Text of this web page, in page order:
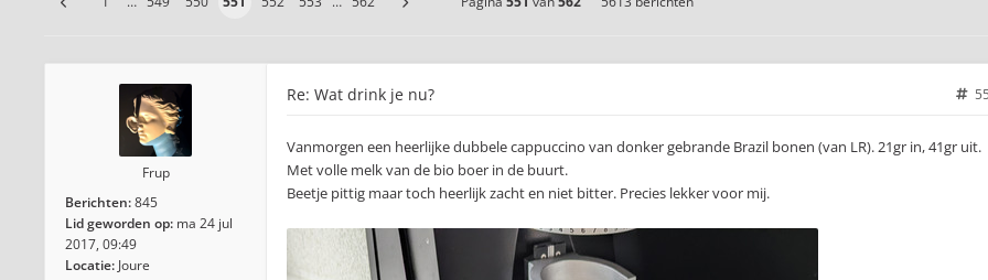
Frup
Berichten:845
Lid geworden op: ma 24 jul
2017, 09:49
Locatie: Joure
Re: Wat drink je nu?
Vanmorgen een heerlijke dubbele cappuccino van donker gebrande Brazil bonen (van LR). 21gr in, 41gr uit.
Met volle melk van de bio boer in de buurt.
Beetje pittig maar toch heerlijk zacht en niet bitter. Precies lekker voor mij.